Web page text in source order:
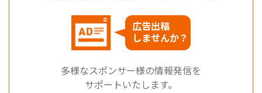
広告出稿
しませんか？
多様なスポンサー様の情報発信を
サポートいたします。